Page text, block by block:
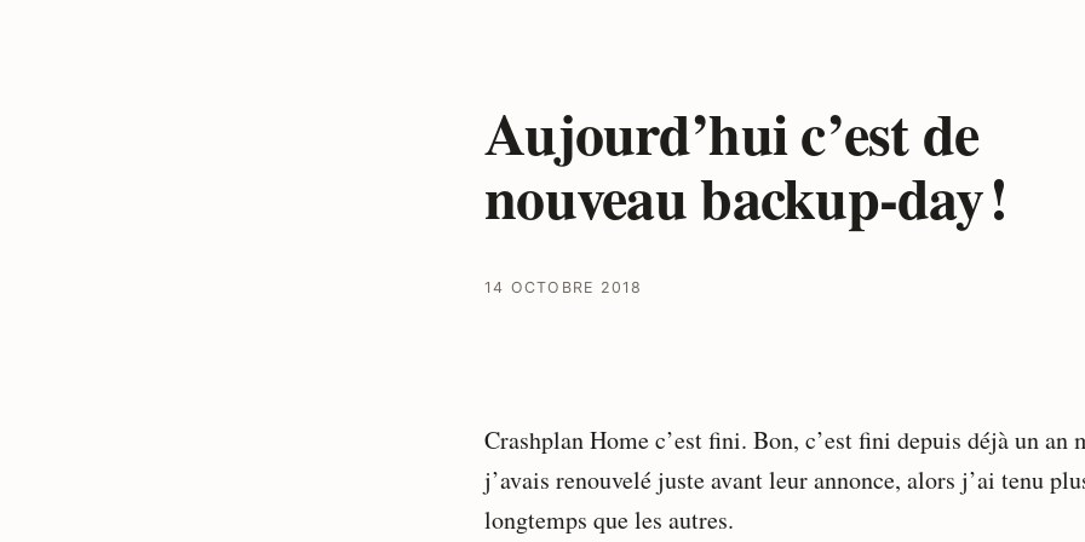
Aujourd’hui c’est de
nouveau backup-day !
14 OCTOBRE 2018
Crashplan Home c’est fini. Bon, c’est fini depuis déjà un an
j’avais renouvelé juste avant leur annonce, alors j’ai tenu
longtemps que les autres.